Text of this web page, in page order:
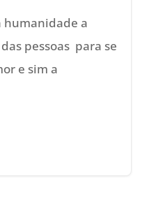
humanidade a
pessoas para se
e sim a